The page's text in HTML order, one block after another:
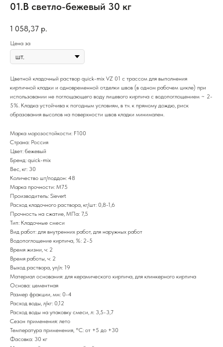
01.В светло-бежевый 30 кг
1 058,37 р.
Цена за
Цветной кладочный раствор quick-mix VZ 01 с трассом для выполнения
кирпичной кладки и одновременной отделки швов (в одном рабочем цикле) при
использовании не поглощающего воду лицевого кирпича с водопоглощением ~ 2-
5%. Кладка устойчива к погодным условиям, в т.ч. к прямому дождю, риск
образования высолов на поверхности швов кладки минимален.
Марка морозостойкости: F100
Страна: Россия
Цвет: бежевый
Бренд: quick-mix
Вес, кг: 30
Количество шт/поддон: 48
Марка прочности: М75
Производитель: Sievert
Расход кладочного раствора, кг/шт: 0,8-1,6
Прочность на сжатие, МПа: 7,5
Тип: Кладочные смеси
Вид работ: для внутренних работ, для наружных работ
Водопоглощение кирпича, %: 2-5
Время жизни, ч: 2
Время работы, ч: 2
Выход раствора, уп/л: 19
Материал основания: для керамического кирпича, для клинкерного кирпича
Основа: цементная
Размер фракции, мм: 0-4
Расход воды, л/кг: 0,12
Расход воды на упаковку смеси, л: 3,5-3,7
Сезон применения: лето
Температура применения, °С: от +5 до +30
Фасовка: 30 кг